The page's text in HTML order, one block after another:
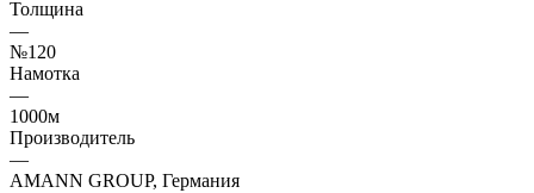
Толщина
—
№120
Намотка
—
1000м
Производитель
—
AMANN GROUP, Германия